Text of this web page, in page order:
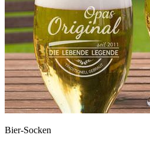
Bier-Socken